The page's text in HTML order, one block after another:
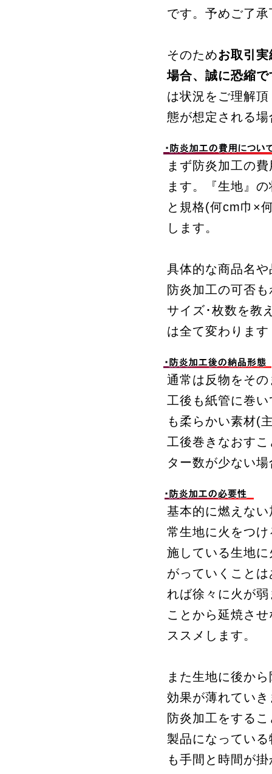
です。予めご了
そのためお取引
場合、誠に恐縮
は状況をご理解
態が想定される
まず防炎加工の
ます。『生地』
と規格(何cm巾×
します。
具体的な商品名
防炎加工の可否
サイズ･枚数を教
は全て変わります
通常は反物をそ
工後も紙管に巻
も柔らかい素材(
工後巻きなおす
ター数が少ない
基本的に燃えな
常生地に火をつ
施している生地
がっていくこと
れば徐々に火が
ことから延焼さ
ススメします。
また生地に後か
効果が薄れてい
防炎加工をする
製品になってい
も手間と時間が